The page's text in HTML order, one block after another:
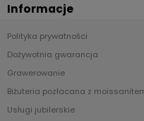
Informacje
Polityka prywatności
Dożywotnia gwarancja
Grawerowanie
Biżuteria pozłacana z
Usługi jubilerskie